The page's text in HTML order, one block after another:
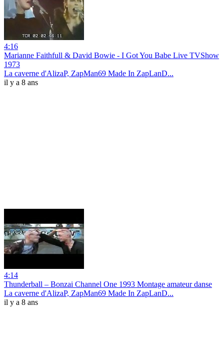
4:16
Marianne Faithfull & David Bowie - I Got You Babe Live TVShow
1973
La caverne d'AlizaP, ZapMan69 Made In ZapLanD...
il y a 8 ans
4:14
Thunderball ‎– Bonzai Channel One 1993 Montage amateur danse
La caverne d'AlizaP, ZapMan69 Made In ZapLanD...
il y a 8 ans